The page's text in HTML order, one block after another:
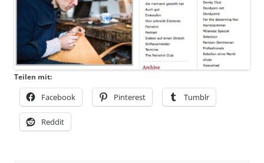
Teilen mit:
Facebook Pinterest Tumblr
Reddit